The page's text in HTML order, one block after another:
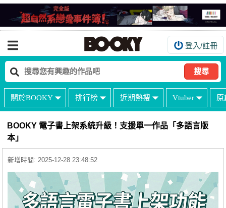
登入/註冊
搜尋
關於BOOKY 排行榜 近期熱搜 Vtuber 原
我的訂單
如何購買
海外購買說明
如何委託販售
客服中心
台灣同人誌中心
BOOKY 電子書上架系統升級！支援單一作品「多語言版
本」
新增時間: 2025-12-28 23:48:52